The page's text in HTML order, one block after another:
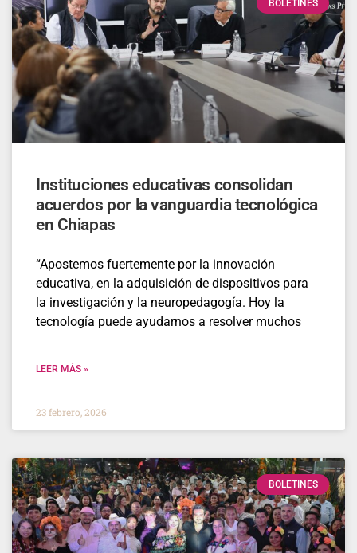
BOLETINES
Instituciones educativas consolidan
acuerdos por la vanguardia tecnológica
en Chiapas
“Apostemos fuertemente por la innovación
educativa, en la adquisición de dispositivos para
la investigación y la neuropedagogía. Hoy la
tecnología puede ayudarnos a resolver muchos
LEER MÁS »
23 febrero, 2026
BOLETINES